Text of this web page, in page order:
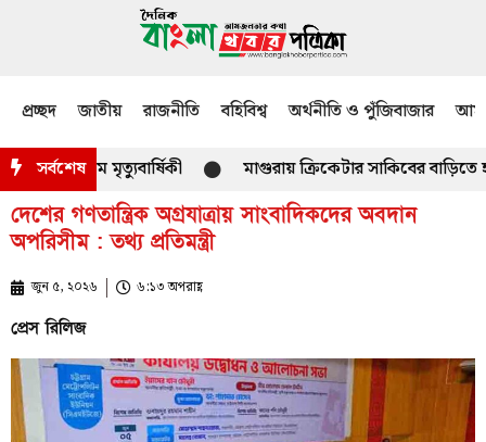
প্রচ্ছদ জাতীয় রাজনীতি বহিবিশ্ব অর্থনীতি ও পুঁজিবাজার
সর্বশেষ
তম মৃত্যুবার্ষিকী মাগুরায় ক্রিকেটার সাকিবের বাড়িতে হামলা
দেশের গণতান্ত্রিক অগ্রযাত্রায় সাংবাদিকদের অবদান
অপরিসীম : তথ্য প্রতিমন্ত্রী
জুন ৫, ২০২৬ ৬:১৩ অপরাহ্ণ
প্রেস রিলিজ